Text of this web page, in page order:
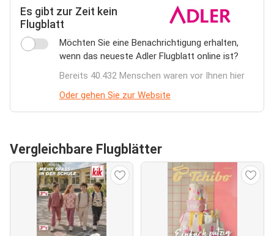
Es gibt zur Zeit kein
Flugblatt
Möchten Sie eine Benachrichtigung erhalten,
wenn das neueste Adler Flugblatt online ist?
Bereits 40.432 Menschen waren vor Ihnen hier
Oder gehen Sie zur Website
Vergleichbare Flugblätter